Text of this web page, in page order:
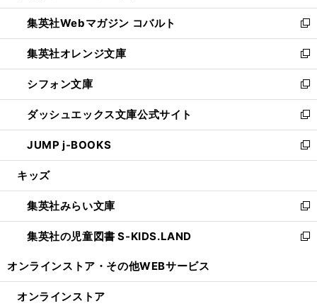
開
く
ウ
で
開
く
ン
ド
ウ
で
開
く
ウ
ィ
ン
ド
ウ
で
開
く
集英社Webマガジン コバルト
新
し
い
ウ
ィ
ン
ド
ウ
で
開
集英社オレンジ文庫
新
し
い
ウ
ィ
ン
ド
ウ
開
く
シフォン文庫
新
し
い
ウ
ィ
ン
ウ
で
開
く
ダッシュエックス文庫公式サイト
新
し
い
ウ
ン
ド
ウ
で
JUMP j-BOOKS
新
し
ウ
ィ
ン
ド
開
キッズ
集英社みらい文庫
新
し
い
ン
集英社の児童図書 S-KIDS.LAND
新
ウ
オンラインストア・ その他WEBサービス
オンラインストア